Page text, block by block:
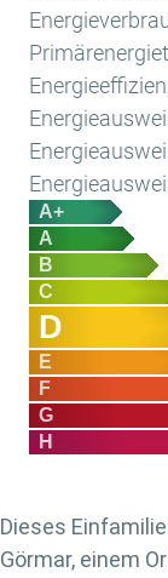
A+
A
B
C
D
E
F
G
H
Dieses
Görmar, einem